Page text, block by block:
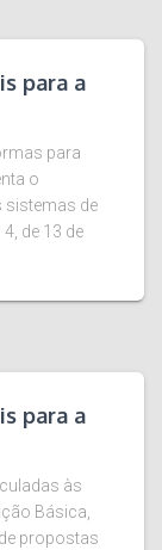
para a
para
o
sistemas de
de 13 de
para a
às
Básica,
propostas